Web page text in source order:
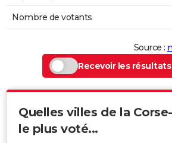
Nombre de votants
Source :
Recevoir les résultats
Quelles villes de la
le plus voté...